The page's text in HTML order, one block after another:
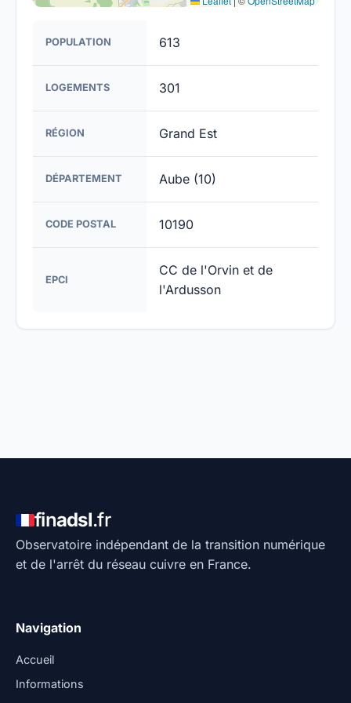
POPULATION 613
LOGEMENTS 301
RÉGION Grand Est
DÉPARTEMENT Aube (10)
CODE POSTAL 10190
EPCI
CC de l'Orvin et de
l'Ardusson
finadsl.fr
Observatoire indépendant de la transition numérique
et de l'arrêt du réseau cuivre en France.
Navigation
Accueil
Informations